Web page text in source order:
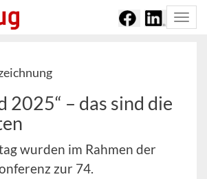
2025“ – das sind die
wurden im Rahmen der
zur 74.